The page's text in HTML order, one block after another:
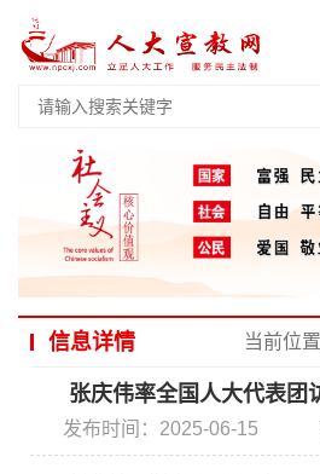
信息详情 当前位置
张庆伟率全国人大代表团
发布时间：2025-06-15